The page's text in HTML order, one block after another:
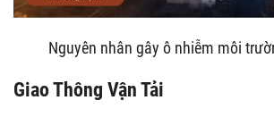
Nguyên nhân gây ô nhiễm môi
Giao Thông Vận Tải